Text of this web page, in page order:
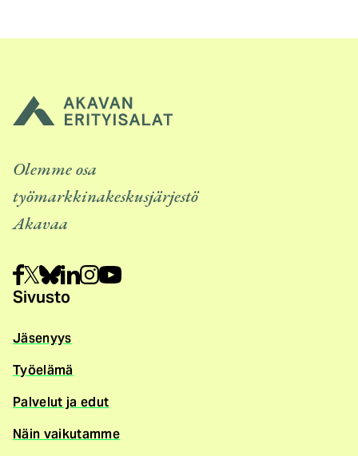
Olemme osa
työmarkkinakeskusjärjestö
Akavaa
Sivusto
Jäsenyys
Työelämä
Palvelut ja edut
Näin vaikutamme